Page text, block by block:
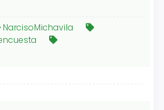
NarcisoMichavila